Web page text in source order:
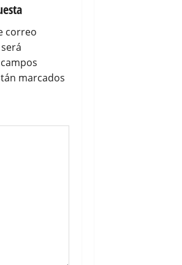
correo
marcados